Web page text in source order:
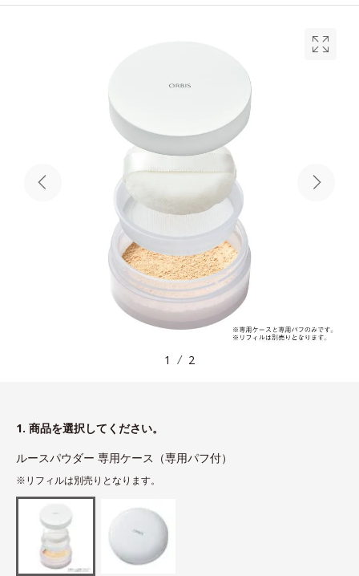
1 2
1. 商品を選択してください。
ルースパウダー 専用ケース（専用パフ付）
※リフィルは別売りとなります。